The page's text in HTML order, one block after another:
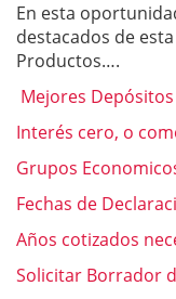
En esta
destacados de
Productos….
Mejores
Interés cero, o
Grupos
Fechas de
Años cotizados
Solicitar Borrador